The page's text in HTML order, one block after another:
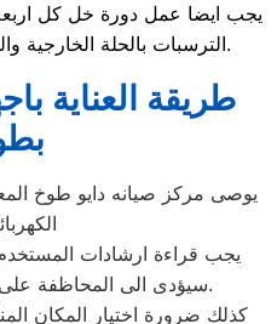
يجب ايضا عمل دورة خل كل
الترسبات بالحلة الخارجية والداخلية بالغسالة.
طريقة العناية
يجب قراءة ارشادات المستخدم
سيؤدى الى المحاظفة على الاجهزة وتلاشى الاعطال.